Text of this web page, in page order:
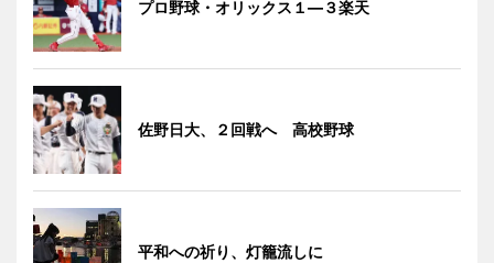
プロ野球・オリックス１―３楽天
佐野日大、２回戦へ 高校野球
平和への祈り、灯籠流しに